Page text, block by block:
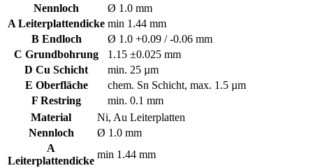
Nennloch
Ø 1.0 mm
A Leiterplattendicke min 1.44 mm
B Endloch
Ø 1.0 +0.09 / -0.06 mm
C Grundbohrung
1.15 ±0.025 mm
D Cu Schicht
min. 25 µm
E Oberfläche
chem. Sn Schicht, max. 1.5 µm
F Restring
min. 0.1 mm
Material
Ni, Au Leiterplatten
Nennloch
Ø 1.0 mm
A
Leiterplattendicke
min 1.44 mm